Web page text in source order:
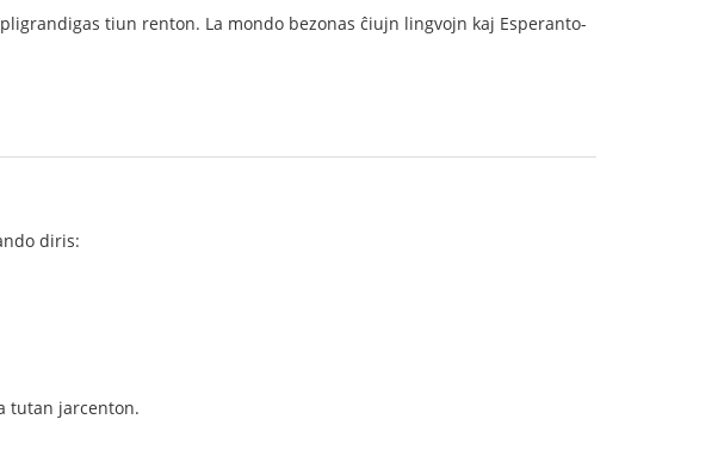
tiun renton. La mondo bezonas ĉiujn lingvojn kaj Esperanto-
diris:
tutan jarcenton.